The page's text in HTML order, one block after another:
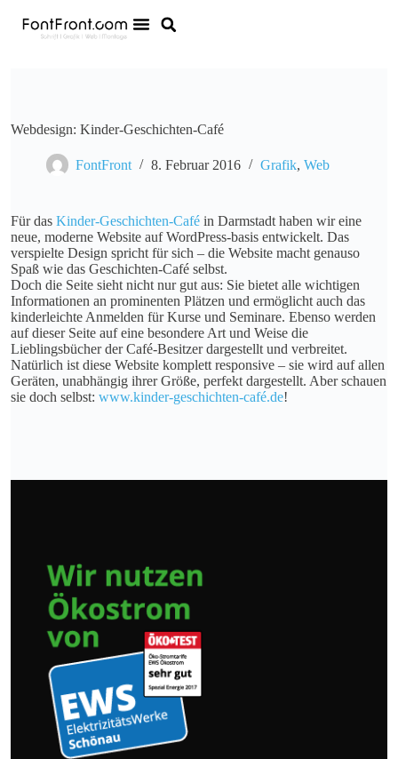
Webdesign: Kinder-Geschichten-Café
FontFront 8. Februar 2016 Grafik, Web
Für das Kinder-Geschichten-Café in Darmstadt haben wir eine
neue, moderne Website auf WordPress-basis entwickelt. Das
verspielte Design spricht für sich – die Website macht genauso
Spaß wie das Geschichten-Café selbst.
Doch die Seite sieht nicht nur gut aus: Sie bietet alle wichtigen
Informationen an prominenten Plätzen und ermöglicht auch das
kinderleichte Anmelden für Kurse und Seminare. Ebenso werden
auf dieser Seite auf eine besondere Art und Weise die
Lieblingsbücher der Café-Besitzer dargestellt und verbreitet.
Natürlich ist diese Website komplett responsive – sie wird auf allen
Geräten, unabhängig ihrer Größe, perfekt dargestellt. Aber schauen
sie doch selbst: www.kinder-geschichten-café.de!